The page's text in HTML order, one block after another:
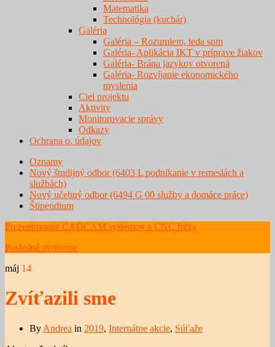
Matematika
Technológia (kuchár)
Galéria
Galéria – Rozumiem, teda som
Galéria- Aplikácia IKT v príprave žiakov
Galéria- Brána jazykov otvorená
Galéria- Rozvíjanie ekonomického
myslenia
Ciel projektu
Aktivity
Monitorovacie správy
Odkazy
Ochrana o. údajov
Oznamy
Nový študijný odbor (6403 L podnikanie v remeslách a
službách)
Nový učebný odbor (6494 G 00 služby a domáce práce)
Štipendium
Prezentovanie CADCAM systémov a CNC frézy
Posledné zvonenie
máj 14
Zvíťazili sme
By Andrea in 2019, Internátne akcie, Súťaže